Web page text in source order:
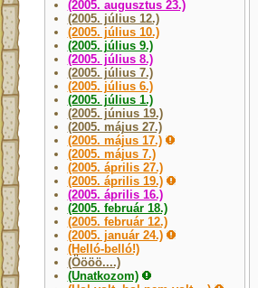
(2005. augusztus 23.)
(2005. július 12.)
(2005. július 10.)
(2005. július 9.)
(2005. július 8.)
(2005. július 7.)
(2005. július 6.)
(2005. július 1.)
(2005. június 19.)
(2005. május 27.)
(2005. május 17.)
(2005. május 7.)
(2005. április 27.)
(2005. április 19.)
(2005. április 16.)
(2005. február 18.)
(2005. február 12.)
(2005. január 24.)
(Helló-belló!)
(Öööö....)
(Unatkozom)